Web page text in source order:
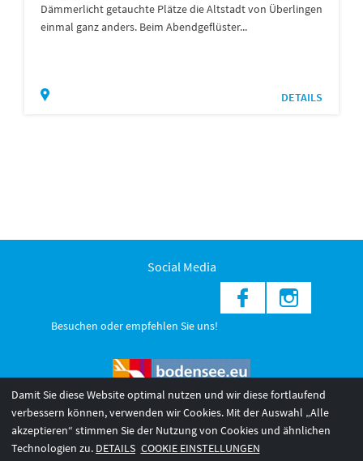
Dämmerlicht getauchte Plätze die Altstadt von Überlingen
einmal ganz anders. Beim Abendgeflüster...
DETAILS
Social Media
Besuchen oder empfehlen Sie uns!
© 2026 Internationale Bodensee Tourismus GmbH
Damit Sie diese Website optimal nutzen und wir diese fortlaufend
verbessern können, verwenden wir Cookies. Mit der Auswahl „Alle
akzeptieren“ stimmen Sie der Nutzung von Cookies und ähnlichen
Technologien zu. DETAILS COOKIE EINSTELLUNGEN